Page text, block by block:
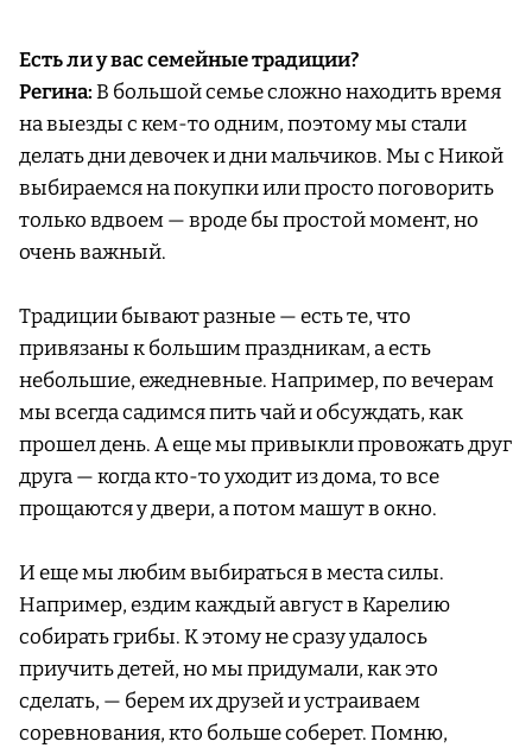
Есть ли у вас семейные традиции?
Регина:В большой семье сложно находить время
на выезды с кем-то одним, поэтому мы стали
делать дни девочек и дни мальчиков. Мы с Никой
выбираемся на покупки или просто поговорить
только вдвоем — вроде бы простой момент, но
очень важный.
Традиции бывают разные — есть те, что
привязаны к большим праздникам, а есть
небольшие, ежедневные. Например, по вечерам
мы всегда садимся пить чай и обсуждать, как
прошел день. А еще мы привыкли провожать друг
друга — когда кто-то уходит из дома, то все
прощаются у двери, а потом машут в окно.
И еще мы любим выбираться в места силы.
Например, ездим каждый август в Карелию
собирать грибы. К этому не сразу удалось
приучить детей, но мы придумали, как это
сделать, — берем их друзей и устраиваем
соревнования, кто больше соберет. Помню,